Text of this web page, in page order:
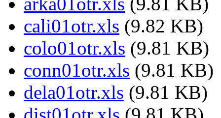
cali01otr.xls (9.82 KB)
colo01otr.xls (9.81 KB)
conn01otr.xls (9.81 KB)
dela01otr.xls (9.81 KB)